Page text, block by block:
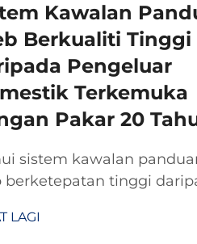
Kawalan
Berkualiti Tinggi
Pengeluar
Terkemuka
Pakar 20
sistem kawalan
berketepatan tinggi
kepakaran R&D selama
LAGI